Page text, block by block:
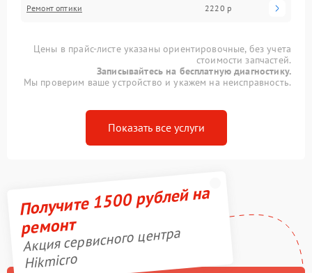
Ремонт оптики 2220 р
Цены в прайс-листе указаны ориентировочные, без учета
стоимости запчастей.
Записывайтесь на бесплатную диагностику.
Мы проверим ваше устройство и укажем на неисправность.
Показать все услуги
Получите 1500 рублей на
ремонт
Акция сервисного центра
Hikmicro